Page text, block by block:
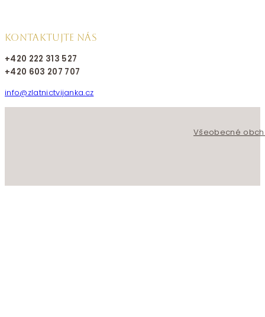
KONTAKTUJTE NÁS
+420 222 313 527
+420 603 207 707
info@zlatnictvijanka.cz
Všeobecné